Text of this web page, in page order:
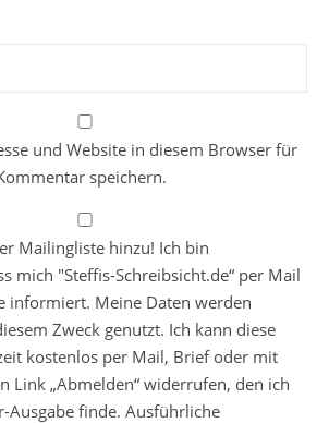
und Website in diesem Browser für
speichern.
Mailingliste hinzu! Ich bin
mich "Steffis-Schreibsicht.de“ per Mail
informiert. Meine Daten werden
Zweck genutzt. Ich kann diese
kostenlos per Mail, Brief oder mit
Link „Abmelden“ widerrufen, den ich
Ausgabe finde. Ausführliche